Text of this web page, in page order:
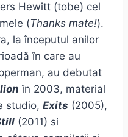
Hewitt (tobe) cel
(Thanks mate!).
la începutul anilor
în care au
au debutat
în 2003, material
studio, Exits (2005),
(2011) si